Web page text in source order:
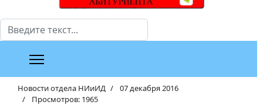
Поиск
Новости отдела НИиИД
07 декабря 2016
Просмотров: 1965